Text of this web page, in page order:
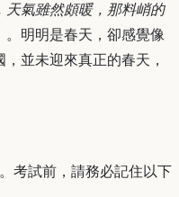
天氣雖然頗暖，那料峭的
。明明是春天，卻感覺像
並未迎來真正的春天，
考試前，請務必記住以下